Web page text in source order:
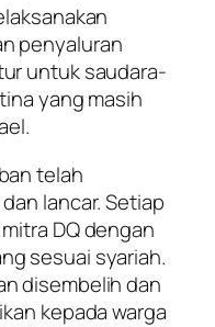
penyaluran
untuk saudara-
yang masih
telah
lancar. Setiap
DQ dengan
sesuai syariah.
disembelih dan
kepada warga